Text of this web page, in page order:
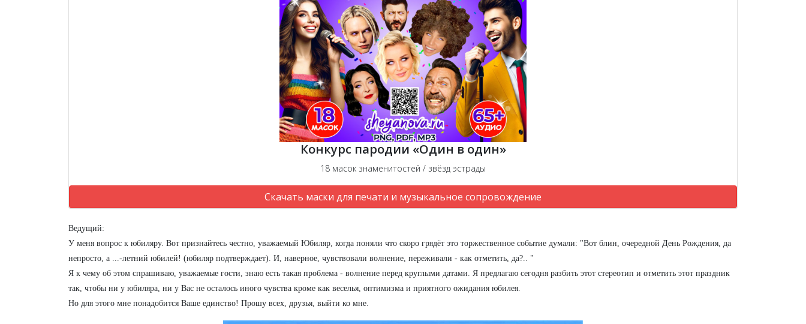
Конкурс пародии «Один в один»
18 масок знаменитостей / звёзд эстрады
Скачать маски для печати и музыкальное сопровождение
Ведущий:
У меня вопрос к юбиляру. Вот признайтесь честно, уважаемый Юбиляр, когда поняли что скоро грядёт это торжественное событие думали: "Вот блин, очередной День Рождения, да
непросто, а ...-летний юбилей! (юбиляр подтверждает). И, наверное, чувствовали волнение, переживали - как отметить, да?.. "
Я к чему об этом спрашиваю, уважаемые гости, знаю есть такая проблема - волнение перед круглыми датами. Я предлагаю сегодня разбить этот стереотип и отметить этот праздник
так, чтобы ни у юбиляра, ни у Вас не осталось иного чувства кроме как веселья, оптимизма и приятного ожидания юбилея.
Но для этого мне понадобится Ваше единство! Прошу всех, друзья, выйти ко мне.